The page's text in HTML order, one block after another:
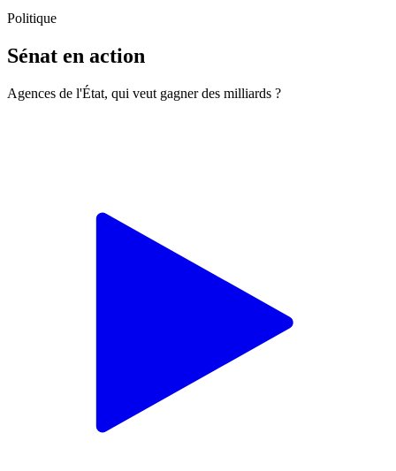
Politique
Sénat en action
Agences de l'État, qui veut gagner des milliards ?